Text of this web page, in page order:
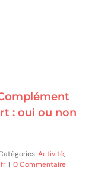
: oui ou non
Activité,
| 0 Commentaire